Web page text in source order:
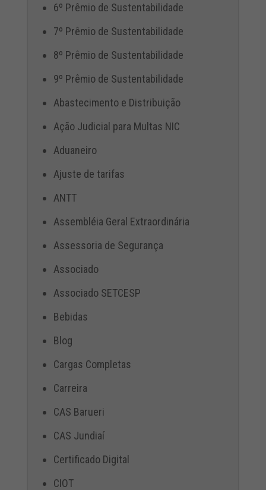
6º Prêmio de Sustentabilidade
7º Prêmio de Sustentabilidade
8º Prêmio de Sustentabilidade
9º Prêmio de Sustentabilidade
Abastecimento e Distribuição
Ação Judicial para Multas NIC
Aduaneiro
Ajuste de tarifas
ANTT
Assembléia Geral Extraordinária
Assessoria de Segurança
Associado
Associado SETCESP
Bebidas
Blog
Cargas Completas
Carreira
CAS Barueri
CAS Jundiaí
Certificado Digital
CIOT